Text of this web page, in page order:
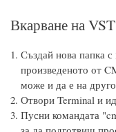
Вкарване на
Създай нова папка
произведеното от
може и да е на
Отвори Terminal и
Пусни командата